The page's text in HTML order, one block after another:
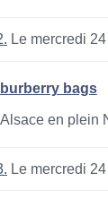
Le mercredi
burberry bags
Alsace en plein
Le mercredi